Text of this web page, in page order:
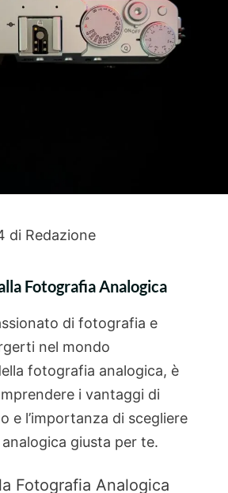
di Redazione
Fotografia Analogica
di fotografia e
nel mondo
fotografia analogica, è
i vantaggi di
e l’importanza di scegliere
giusta per te.
Fotografia Analogica